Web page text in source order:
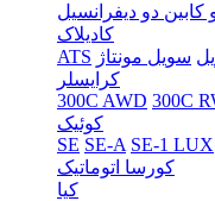
کابین دو دیفرانسیل
کادیلاک
ATS سویل مونتاژ
کرایسلر
300C AWD 300C
کوئیک
SE SE-A SE-1 LUX
کورسا اتوماتیک
کیا